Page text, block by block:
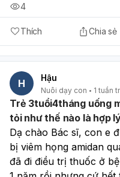
Thích Chia sẻ
4
H Hậu
Nuôi dạy con 1 tuần
Trẻ 3tuổi4tháng uống
tỏi như thế nào là hợp
Dạ chào Bác sĩ, con e
bị viêm họng amidan
đã đi điều trị thuốc ở